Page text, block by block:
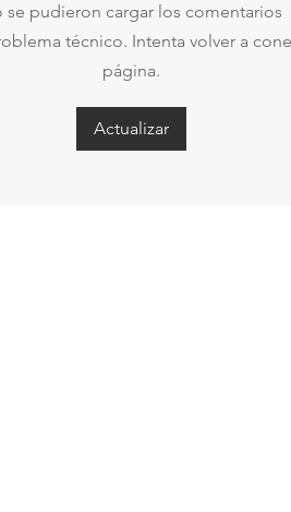
se pudieron cargar los comentarios
técnico. Intenta volver a
página.
Actualizar